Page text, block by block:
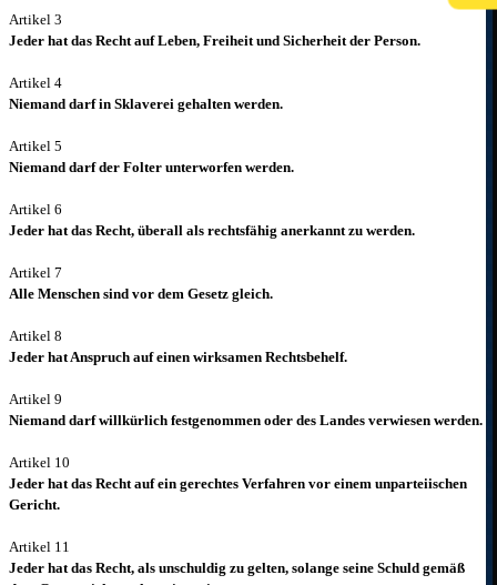
Artikel 3
Jeder hat das Recht auf Leben, Freiheit und Sicherheit der Person.
Artikel 4
Niemand darf in Sklaverei gehalten werden.
Artikel 5
Niemand darf der Folter unterworfen werden.
Artikel 6
Jeder hat das Recht, überall als rechtsfähig anerkannt zu werden.
Artikel 7
Alle Menschen sind vor dem Gesetz gleich.
Artikel 8
Jeder hat Anspruch auf einen wirksamen Rechtsbehelf.
Artikel 9
Niemand darf willkürlich festgenommen oder des Landes verwiesen werden.
Artikel 10
Jeder hat das Recht auf ein gerechtes Verfahren vor einem unparteiischen
Gericht.
Artikel 11
Jeder hat das Recht, als unschuldig zu gelten, solange seine Schuld gemäß